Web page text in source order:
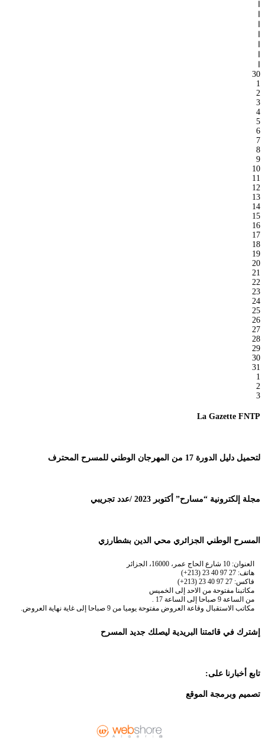
30
1
2
3
4
5
6
7
8
9
10
11
12
13
14
15
16
17
18
19
20
21
22
23
24
25
26
27
28
29
30
31
1
2
3
La Gazette FNTP
لتحميل دليل الدورة 17 من المهرجان الوطني للمسرح المحترف
مجلة إلكترونية “مسارح” أكتوبر 2023 /عدد تجريبي
المسرح الوطني الجزائري محي الدين بشطارزي
العنوان: 10 شارع الحاج عمر، 16000، الجزائر
هاتف: 27 97 40 23 (213+)
فاكس: 27 97 40 23 (213+)
مكاتبنا مفتوحة من الاحد إلى الخميس
من الساعة 9 صباحا إلى الساعة 17 .
مكاتب الاستقبال وقاعة العروض مفتوحة يوميا من 9 صباحا إلى غاية نهاية العروض.
إشترك في قائمتنا البريدية ليصلك جديد المسرح
تابع أخبارنا على:
تصميم وبرمجة الموقع